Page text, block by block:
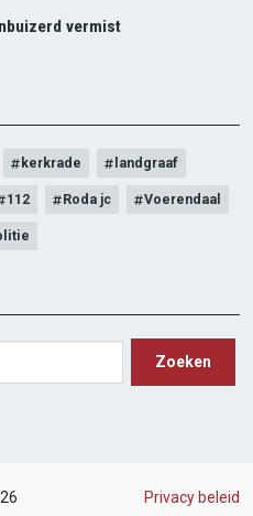
vermist
kerkrade landgraaf
112 Roda jc Voerendaal
Privacy beleid